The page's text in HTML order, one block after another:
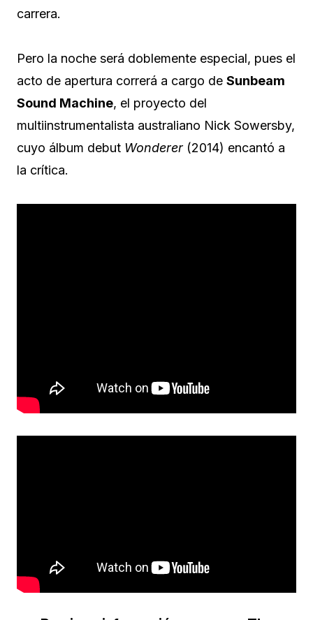
carrera.
Pero la noche será doblemente especial, pues el
acto de apertura correrá a cargo de Sunbeam
Sound Machine, el proyecto del
multiinstrumentalista australiano Nick Sowersby,
cuyo álbum debut Wonderer(2014) encantó a
la crítica.